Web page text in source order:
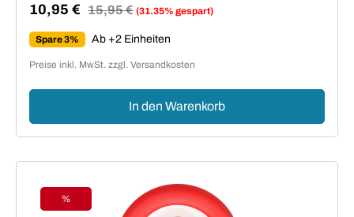
Verkaufspreis:
10,95 € Regulärer Preis:
15,95 € (31.35% gespart)
Spare 3% Ab +2 Einheiten
Preise inkl. MwSt. zzgl. Versandkosten
In den Warenkorb
Rabatt
%